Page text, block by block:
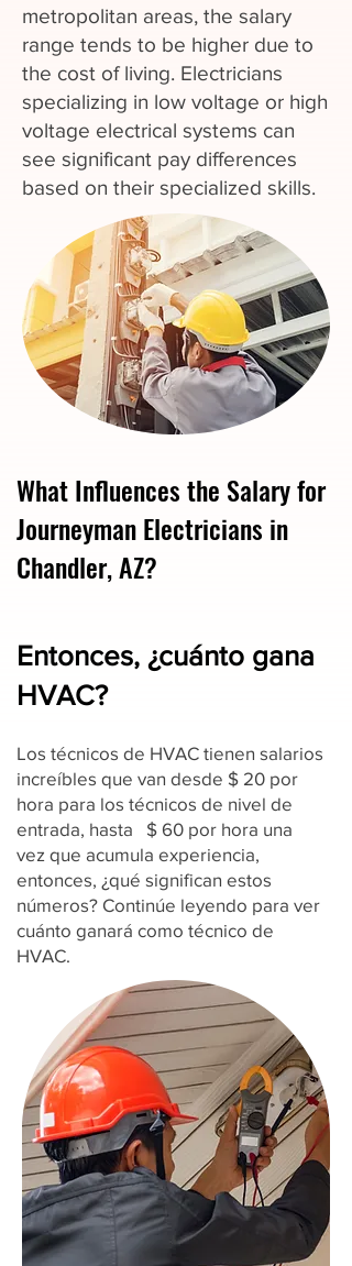
metropolitan areas, the salary
range tends to be higher due to
the cost of living. Electricians
specializing in low voltage or high
voltage electrical systems can
see significant pay differences
based on their specialized skills.
What Influences the Salary for
Journeyman Electricians in
Chandler, AZ?
Entonces, ¿cuánto gana
HVAC?
Los técnicos de HVAC tienen salarios
increíbles que van desde $ 20 por
hora para los técnicos de nivel de
entrada, hasta $ 60 por hora una
vez que acumula experiencia,
entonces, ¿qué significan estos
números? Continúe leyendo para ver
cuánto ganará como técnico de
HVAC.